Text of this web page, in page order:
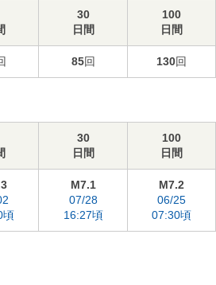
30
日間
100
日間
85回 130回
30
日間
100
日間
頃
M7.1
07/28
16:27頃
M7.2
06/25
07:30頃